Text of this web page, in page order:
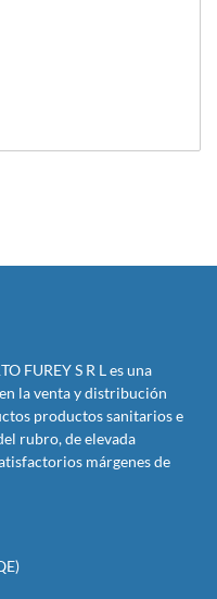
FUREY S R L es una
la venta y distribución
productos sanitarios e
rubro, de elevada
márgenes de